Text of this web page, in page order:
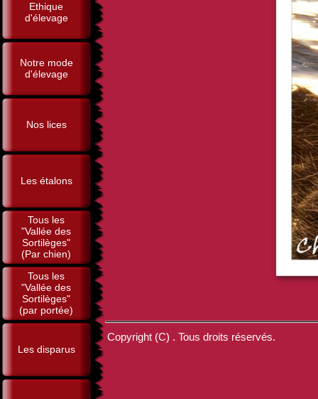
Ethique
d'élevage
Notre mode
d'élevage
Nos lices
Les étalons
Tous les
"Vallée des
Sortilèges"
(Par chien)
Tous les
"Vallée des
Sortilèges"
(par portée)
Les disparus
Copyright (C) . Tous droits réservés.